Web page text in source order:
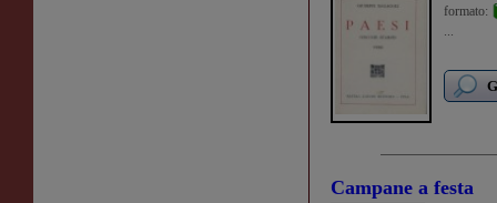
formato:
...
Campane a festa